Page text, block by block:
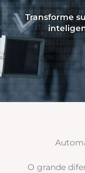
Transforme
O grande